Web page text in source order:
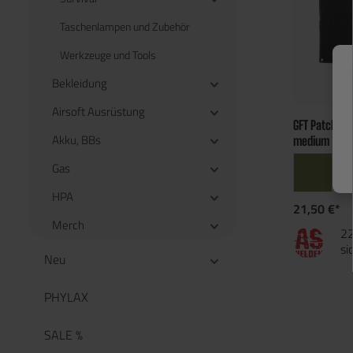
Taschenlampen und Zubehör
Werkzeuge und Tools
Bekleidung
Airsoft Ausrüstung
Akku, BBs
Gas
HPA
Merch
Neu
PHYLAX
SALE %
GFT Patch
medium
21,50 €*